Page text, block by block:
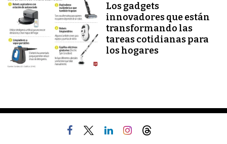
Los gadgets
innovadores que están
transformando las
tareas cotidianas para
los hogares